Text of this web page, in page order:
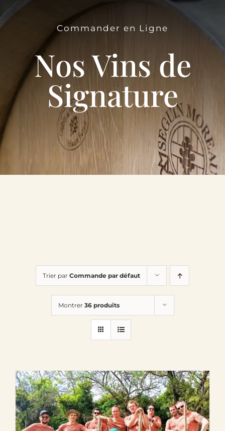
Le Domaine
Œnotourisme
Acheter en ligne
Actualités
Contactez-nous
Commander en Ligne
Nos Vins de
Signature
Trier par Commande par défaut
Montrer 36 produits